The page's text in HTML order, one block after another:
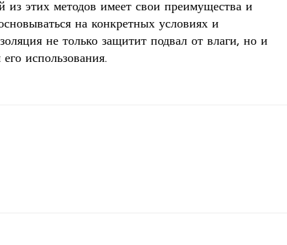
этих методов имеет свои преимущества и
на конкретных условиях и
не только защитит подвал от влаги, но и
использования.